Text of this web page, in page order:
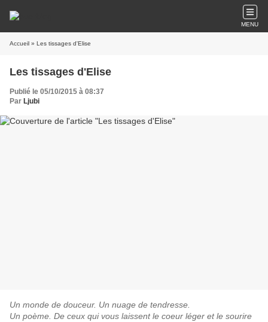
MENU
Accueil » Les tissages d'Elise
Les tissages d'Elise
Publié le 05/10/2015 à 08:37
Par Ljubi
Un monde de douceur. Un nuage de tendresse.
Un poème. De ceux qui vous laissent le coeur léger et le sourire